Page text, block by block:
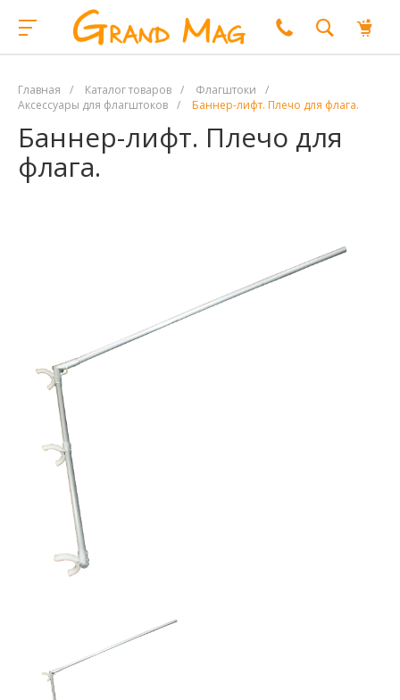
Главная / Каталог товаров / Флагштоки
/
Аксессуары для флагштоков / Баннер-лифт. Плечо для флага.
Баннер-лифт. Плечо для
флага.